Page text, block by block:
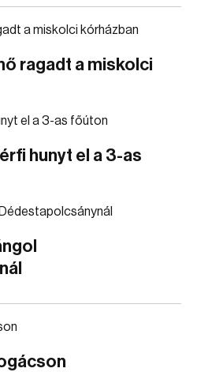
ragadt a miskolci
hunyt el a 3-as